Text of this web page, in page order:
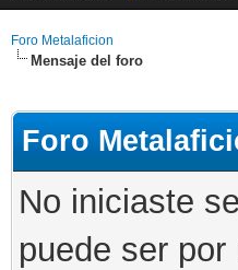
Foro Metalaficion
Mensaje del foro
Foro
No iniciaste
puede ser